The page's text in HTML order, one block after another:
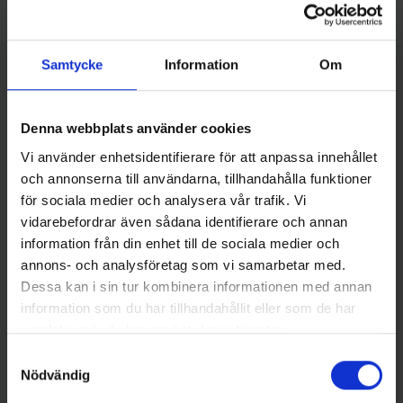
Samtycke Information Om
Denna webbplats använder cookies
Vi använder enhetsidentifierare för att anpassa innehållet
och annonserna till användarna, tillhandahålla funktioner
för sociala medier och analysera vår trafik. Vi
vidarebefordrar även sådana identifierare och annan
information från din enhet till de sociala medier och
annons- och analysföretag som vi samarbetar med.
Dessa kan i sin tur kombinera informationen med annan
information som du har tillhandahållit eller som de har
samlat in när du har använt deras tjänster.
Nödvändig
Vicke Original
Vicke Original, 40 gr, röd/svart
75 kr
Mieko Predator
Mieko Smolt 13gr - Red Star
65 kr
16 andra produkter i samma kategori: